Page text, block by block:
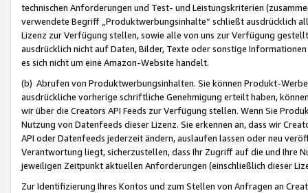
technischen Anforderungen und Test- und Leistungskriterien
verwendete Begriff „Produktwerbungsinhalte“ schließt ausdrücklich
Lizenz zur Verfügung stellen, sowie alle von uns zur Verfügung
ausdrücklich nicht auf Daten, Bilder, Texte oder sonstige
es sich nicht um eine Amazon-Website handelt.
(b) Abrufen von Produktwerbungsinhalten. Sie können Produkt-
ausdrückliche vorherige schriftliche Genehmigung erteilt haben,
wir über die Creators API Feeds zur Verfügung stellen. Wenn Sie
Nutzung von Datenfeeds dieser Lizenz. Sie erkennen an, dass wir
API oder Datenfeeds jederzeit ändern, auslaufen lassen oder neu
Verantwortung liegt, sicherzustellen, dass Ihr Zugriff auf die und Ihre
jeweiligen Zeitpunkt aktuellen Anforderungen (einschließlich dieser
Zur Identifizierung Ihres Kontos und zum Stellen von Anfragen an